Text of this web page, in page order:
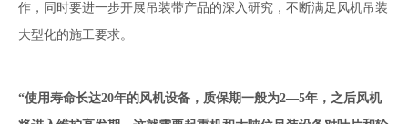
作，同时要进一步开展吊装带产品的深入研究，不断满足风机吊装
大型化的施工要求。
“使用寿命长达20年的风机设备，质保期一般为2—5年，之后风机